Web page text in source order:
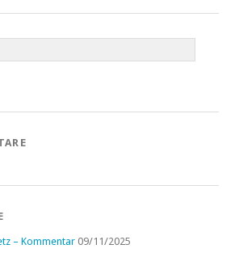
– Kommentar 09/11/2025